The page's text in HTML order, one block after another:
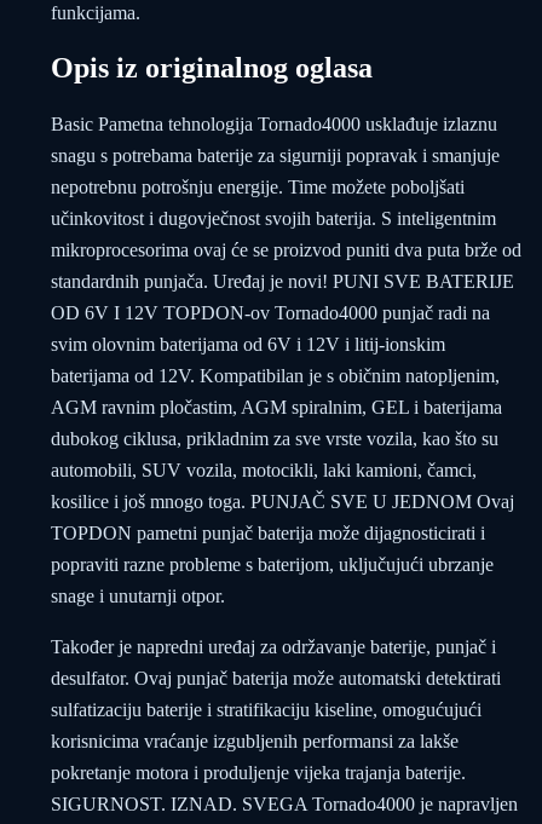
funkcijama.
Opis iz originalnog oglasa
Basic Pametna tehnologija Tornado4000 usklađuje izlaznu
snagu s potrebama baterije za sigurniji popravak i smanjuje
nepotrebnu potrošnju energije. Time možete poboljšati
učinkovitost i dugovječnost svojih baterija. S inteligentnim
mikroprocesorima ovaj će se proizvod puniti dva puta brže od
standardnih punjača. Uređaj je novi! PUNI SVE BATERIJE
OD 6V I 12V TOPDON-ov Tornado4000 punjač radi na
svim olovnim baterijama od 6V i 12V i litij-ionskim
baterijama od 12V. Kompatibilan je s običnim natopljenim,
AGM ravnim pločastim, AGM spiralnim, GEL i baterijama
dubokog ciklusa, prikladnim za sve vrste vozila, kao što su
automobili, SUV vozila, motocikli, laki kamioni, čamci,
kosilice i još mnogo toga. PUNJAČ SVE U JEDNOM Ovaj
TOPDON pametni punjač baterija može dijagnosticirati i
popraviti razne probleme s baterijom, uključujući ubrzanje
snage i unutarnji otpor.
Također je napredni uređaj za održavanje baterije, punjač i
desulfator. Ovaj punjač baterija može automatski detektirati
sulfatizaciju baterije i stratifikaciju kiseline, omogućujući
korisnicima vraćanje izgubljenih performansi za lakše
pokretanje motora i produljenje vijeka trajanja baterije.
SIGURNOST. IZNAD. SVEGA Tornado4000 je napravljen